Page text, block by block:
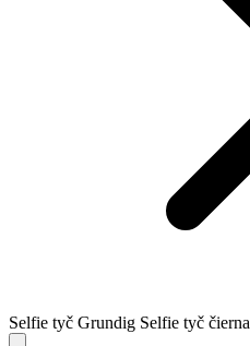
Selfie tyč Grundig Selfie tyč čierna